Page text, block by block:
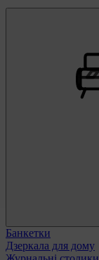
Банкетки
Дзеркала для дому